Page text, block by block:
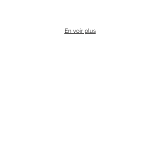
En voir plus